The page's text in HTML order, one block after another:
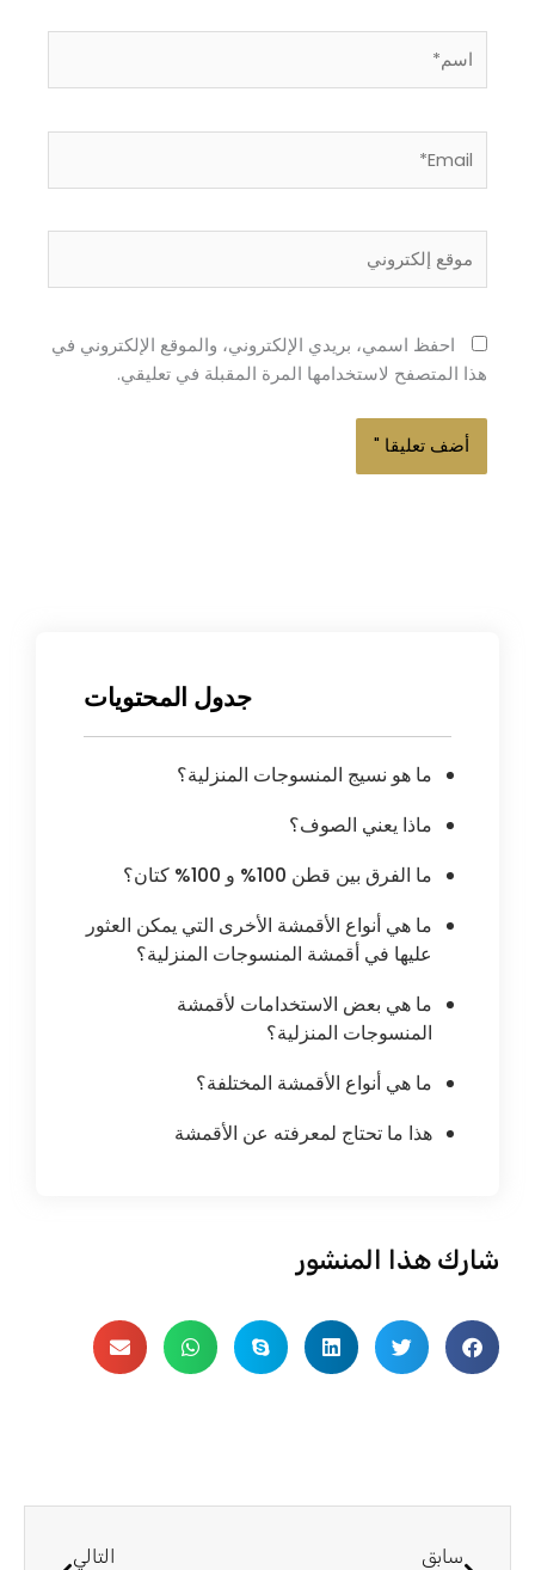
إلكتروني
احفظ اسمي، بريدي الإلكتروني، والموقع الإلكتروني في
هذا المتصفح لاستخدامها المرة المقبلة في تعليقي.
جدول المحتويات
ما هو نسيج المنسوجات المنزلية؟
ماذا يعني الصوف؟
ما الفرق بين قطن 100% و 100% كتان؟
ما هي أنواع الأقمشة الأخرى التي يمكن العثور
عليها في أقمشة المنسوجات المنزلية؟
ما هي بعض الاستخدامات لأقمشة
المنسوجات المنزلية؟
ما هي أنواع الأقمشة المختلفة؟
هذا ما تحتاج لمعرفته عن الأقمشة
شارك هذا المنشور
سابق التالي